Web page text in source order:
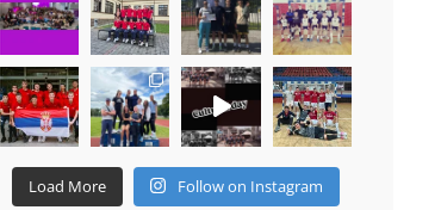
Load More Follow on Instagram